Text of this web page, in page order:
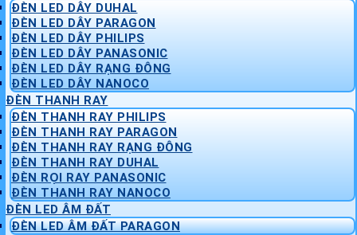
ĐÈN LED DÂY DUHAL
ĐÈN LED DÂY PARAGON
ĐÈN LED DÂY PHILIPS
ĐÈN LED DÂY PANASONIC
ĐÈN LED DÂY RẠNG ĐÔNG
ĐÈN LED DÂY NANOCO
ĐÈN THANH RAY
ĐÈN THANH RAY PHILIPS
ĐÈN THANH RAY PARAGON
ĐÈN THANH RAY RẠNG ĐÔNG
ĐÈN THANH RAY DUHAL
ĐÈN RỌI RAY PANASONIC
ĐÈN THANH RAY NANOCO
ĐÈN LED ÂM ĐẤT
ĐÈN LED ÂM ĐẤT PARAGON